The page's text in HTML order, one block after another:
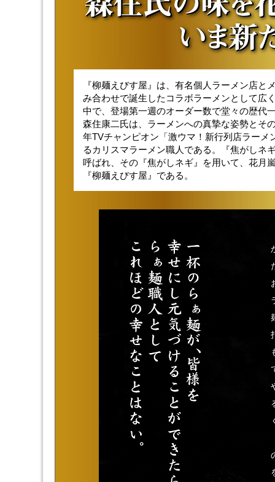
『柳麺えびす屋』は、有名個人ラーメン店
み合わせで誕生したコラボラーメンとして広
中で、登場第一週のオーダー数で堂々の歴代
森住康二氏は、ラーメンへの真摯な姿勢とそ
年TVチャンピオン「激ウマ！新行列店ラー
るカリスマラーメン職人である。『焦がしネ
呼ばれ、その『焦がしネギ』を用いて、花月
『柳麺えびす屋』である。